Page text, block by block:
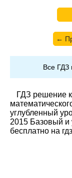
←
Все ГДЗ
ГДЗ решение
углубленный
2015 Базовый и
бесплатно на